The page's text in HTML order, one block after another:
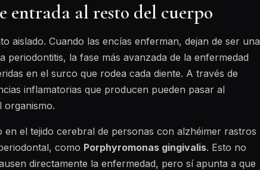
entrada al resto del cuerpo
aislado. Cuando las encías enferman, dejan de ser una
periodontitis, la fase más avanzada de la enfermedad
en el surco que rodea cada diente. A través de
inflamatorias que producen pueden pasar al
organismo.
en el tejido cerebral de personas con alzhéimer rastros
como Porphyromonas gingivalis. Esto no
directamente la enfermedad, pero sí apunta a que